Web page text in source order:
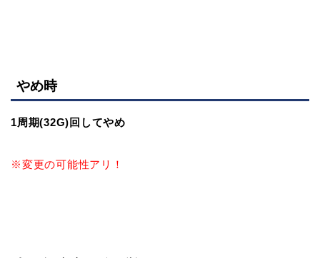
やめ時
1周期(32G)回してやめ
※変更の可能性アリ！